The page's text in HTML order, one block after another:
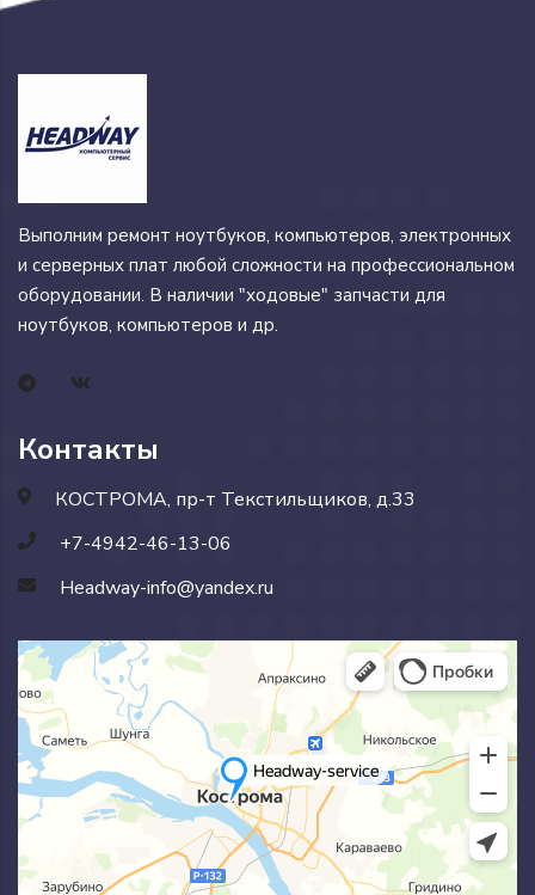
Выполним ремонт ноутбуков, компьютеров, электронных
и серверных плат любой сложности на профессиональном
оборудовании. В наличии "ходовые" запчасти для
ноутбуков, компьютеров и др.
Контакты
КОСТРОМА, пр-т Текстильщиков, д.33
+7-4942-46-13-06
Headway-info@yandex.ru